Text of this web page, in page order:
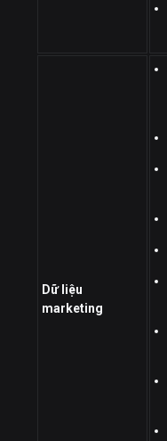
Dữ liệu
marketing